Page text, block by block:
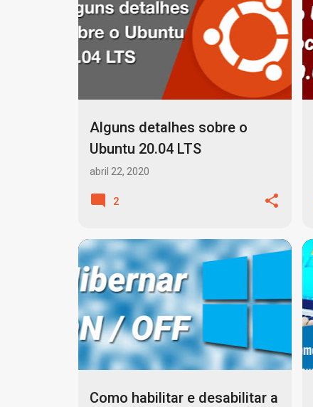
Alguns detalhes sobre o
Ubuntu 20.04 LTS
abril 22, 2020
2
Como habilitar e desabilitar a
INICIAR WINDOWS